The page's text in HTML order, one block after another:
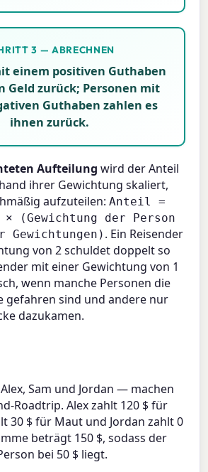
3 — ABRECHNEN
einem positiven Guthaben
Geld zurück; Personen mit
Guthaben zahlen es
ihnen zurück.
Aufteilung wird der Anteil
ihrer Gewichtung skaliert,
aufzuteilen:Anteil =
× (Gewichtung der Person
Gewichtungen) . Ein Reisender
von 2 schuldet doppelt so
mit einer Gewichtung von 1
wenn manche Personen die
gefahren sind und andere nur
dazukamen.
Sam und Jordan — machen
Roadtrip. Alex zahlt 120 $ für
30 $ für Maut und Jordan zahlt 0
beträgt 150 $, sodass der
bei 50 $ liegt.